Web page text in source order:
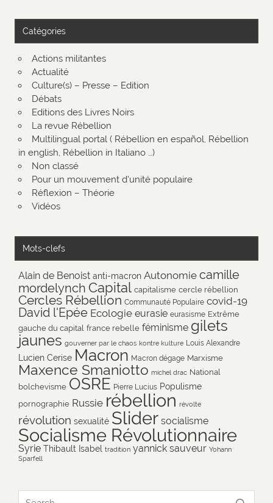
Catégories
Actions militantes
Actualité
Culture(s) – Presse – Edition
Débats
Editions des Livres Noirs
La revue Rébellion
Multilingual portal ( Rébellion en español, Rébellion
in english, Rébellion in Italiano …)
Non classé
Pour un mouvement d'unité populaire
Réflexion – Théorie
Vidéos
Mots-clefs
Alain de Benoist anti-macron Autonomie camille
mordelynch Capital capitalisme cercle rébellion
Cercles Rébellion Communauté Populaire covid-19
David l'Epée Ecologie eurasie eurasisme Extrême
gauche du capital france rebelle féminisme gilets
jaunes gouverner par le chaos kontre kulture Louis Alexandre
Lucien Cerise Macron Macron dégage Marxisme
Maxence Smaniotto michel drac National
bolchevisme OSRE Pierre Lucius Populisme
pornographie Russie rébellion révolte
révolution sexualité Slider socialisme
Socialisme Révolutionnaire
Syrie Thibault Isabel tradition yannick sauveur Yohann
Sparfell